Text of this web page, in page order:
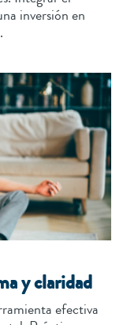
inversión en
y claridad
efectiva